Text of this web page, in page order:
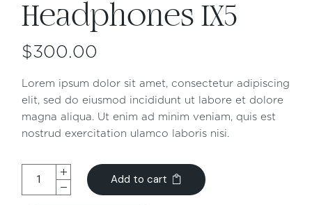
Headphones IX5
$300.00
Lorem ipsum dolor sit amet, consectetur adipiscing
elit, sed do eiusmod incididunt ut labore et dolore
magna aliqua. Ut enim ad minim veniam, quis est
nostrud exercitation ulamco laboris nisi.
Add to cart